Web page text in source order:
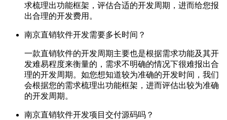
求梳理出功能框架，评估合适的开发周期，进而给您报
出合理的开发费用。
南京直销软件开发需要多长时间？
一款直销软件的开发周期主要也是根据需求功能及其开
发难易程度来衡量的，需求不明确的情况下很难报出合
理的开发周期。如您想知道较为准确的开发时间，我们
会根据您的需求梳理出功能框架，进而评估出较为准确
的开发周期。
南京直销软件开发项目交付源码吗？